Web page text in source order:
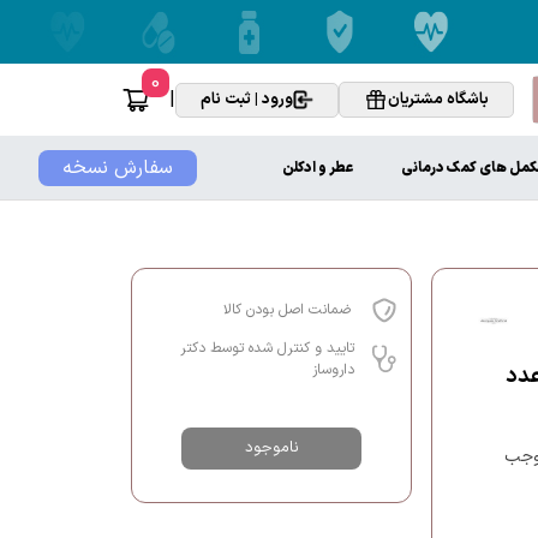
باشگاه مشتریان ورود | ثبت نام |
0
سفارش نسخه های کمک درمانی عطر و ادکلن
ضمانت اصل بودن کالا
تایید و کنترل شده توسط دکتر
داروساز
ناموجود